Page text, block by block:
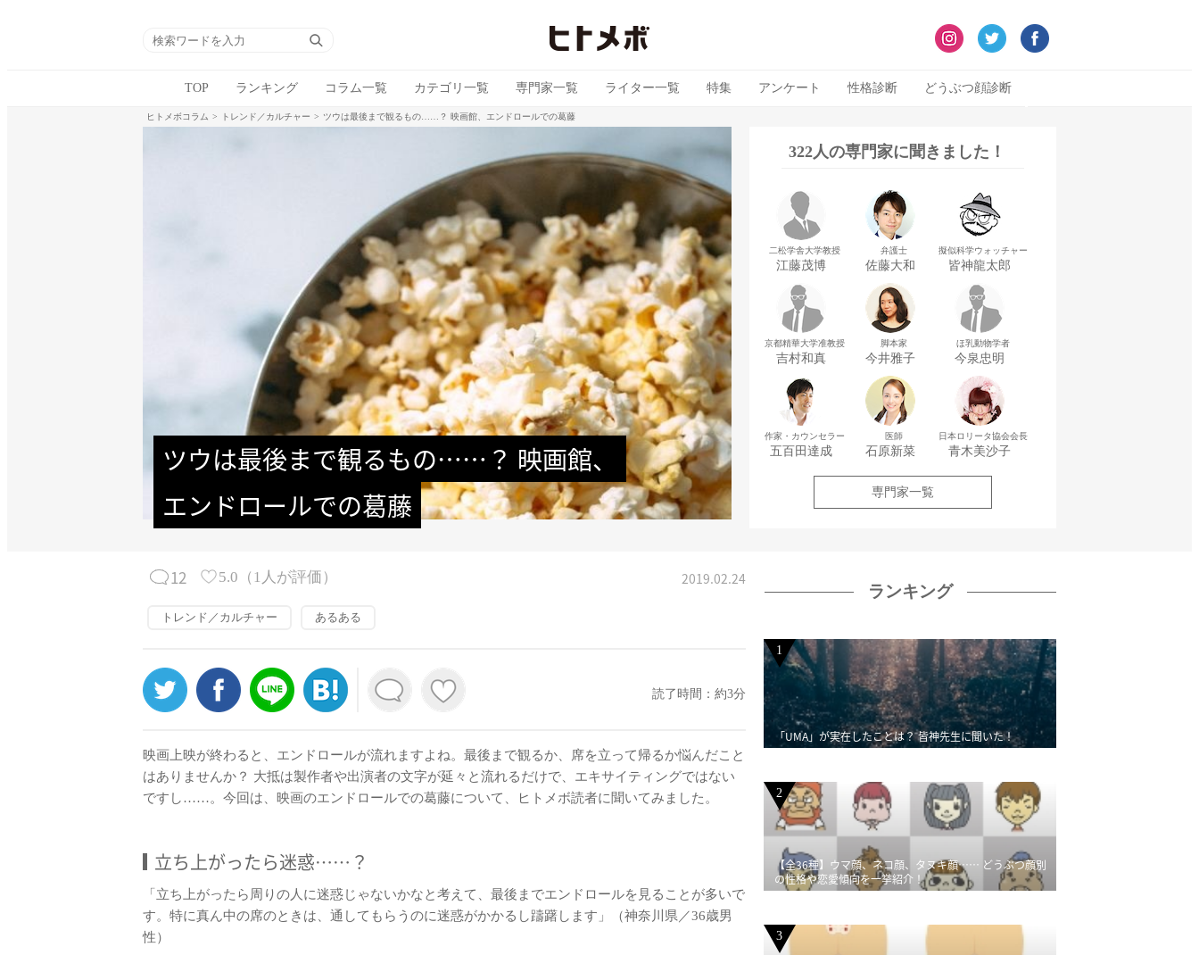
TOP ランキング コラム一覧 カテゴリ一覧 専門家一覧 ライター一覧 特集 アンケート 性格診断 どうぶつ顔診断
ヒトメボコラム トレンド／カルチャー ツウは最後まで観るもの……？ 映画館、エンドロールでの葛藤
ツウは最後まで観るもの……？ 映画館、
エンドロールでの葛藤
322人の専門家に聞きました！
二松学舎大学教授
江藤茂博
弁護士
佐藤大和
擬似科学ウォッチャー
皆神龍太郎
京都精華大学准教授
吉村和真
脚本家
今井雅子
ほ乳動物学者
今泉忠明
作家・カウンセラー
五百田達成
医師
石原新菜
日本ロリータ協会会長
青木美沙子
専門家一覧
12 5.0 （ 1 人が評価） 2019.02.24
トレンド／カルチャー あるある
読了時間：約3分
映画上映が終わると、エンドロールが流れますよね。最後まで観るか、席を立って帰るか悩んだこと
はありませんか？ 大抵は製作者や出演者の文字が延々と流れるだけで、エキサイティングではない
ですし……。今回は、映画のエンドロールでの葛藤について、ヒトメボ読者に聞いてみました。
立ち上がったら迷惑……？
「立ち上がったら周りの人に迷惑じゃないかなと考えて、最後までエンドロールを見ることが多いで
す。特に真ん中の席のときは、通してもらうのに迷惑がかかるし躊躇します」（神奈川県／36歳男
性）
ランキング
1
「UMA」が実在したことは？ 皆神先生に聞いた！
2
【全36種】ウマ顔、ネコ顔、タヌキ顔…… どうぶつ顔別
の性格や恋愛傾向を一挙紹介！
3